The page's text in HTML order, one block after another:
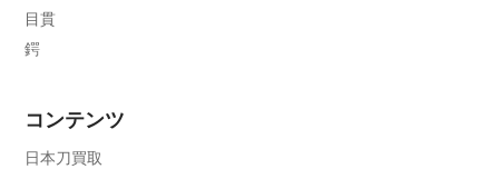
目貫
鍔
コンテンツ
日本刀買取